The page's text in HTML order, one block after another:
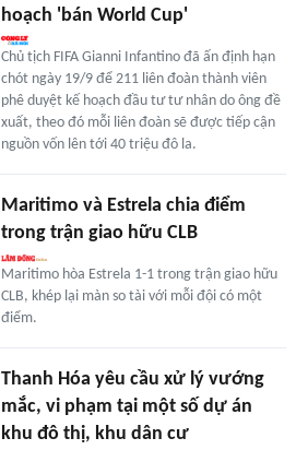
hoạch 'bán World Cup'
Chủ tịch FIFA Gianni Infantino đã ấn định hạn
chót ngày 19/9 để 211 liên đoàn thành viên
phê duyệt kế hoạch đầu tư tư nhân do ông đề
xuất, theo đó mỗi liên đoàn sẽ được tiếp cận
nguồn vốn lên tới 40 triệu đô la.
Maritimo và Estrela chia điểm
trong trận giao hữu CLB
Maritimo hòa Estrela 1-1 trong trận giao hữu
CLB, khép lại màn so tài với mỗi đội có một
điểm.
Thanh Hóa yêu cầu xử lý vướng
mắc, vi phạm tại một số dự án
khu đô thị, khu dân cư